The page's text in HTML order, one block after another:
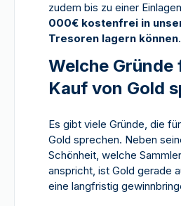
zudem bis zu einer
000€ kostenfrei in
Tresoren lagern können.
Welche Gründe
Kauf von Gold
Es gibt viele Gründe, die
Gold sprechen. Neben
Schönheit, welche
anspricht, ist Gold gerade
eine langfristig